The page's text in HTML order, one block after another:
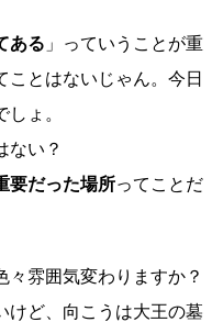
ある 」っていうことが重
とはないじゃん。今日
ょ。
ない？
要だった場所ってことだ
々雰囲気変わりますか？
けど、向こうは大王の墓